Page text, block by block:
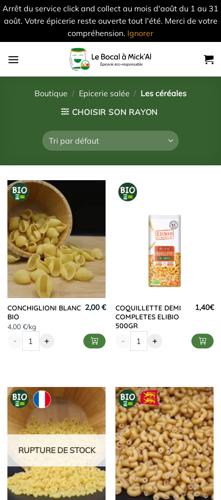
Arrêt du service click and collect au mois d'août du 1 au 31
août. Votre épicerie reste ouverte tout l'été. Merci de votre
compréhension. Ignorer
Boutique / Epicerie salée / Les céréales
CHOISIR SON RAYON
CONCHIGLIONI BLANC
BIO
4,00 €/kg
2,00 €
- +
COQUILLETTE DEMI
COMPLETES ELIBIO
500GR
1,40€
- +
RUPTURE DE STOCK